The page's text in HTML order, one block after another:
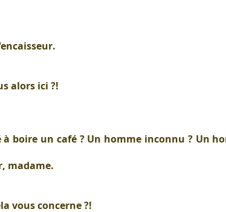
alors ici ?!
boire un café ? Un homme inconnu ? Un
madame.
vous concerne ?!